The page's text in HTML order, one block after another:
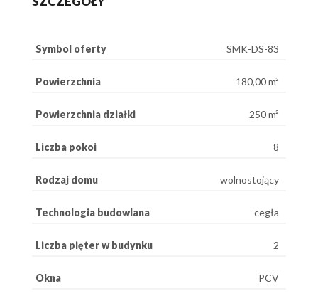
Symbol oferty SMK-DS-83
Powierzchnia 180,00 m²
Powierzchnia działki 250 m²
Liczba pokoi 8
Rodzaj domu wolnostojący
Technologia budowlana cegła
Liczba pięter w budynku 2
Okna PCV